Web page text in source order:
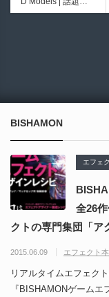
ブループリントライ
ブラリやエディタス
ゲーム『NTE（Nev
能な伸縮式ライトセ
ーバーの開発メイキ
BISHAMON
エフェ
全26
クトの専門集団「ア
2015.06.09 エフェクト本
リアルタイムエフェク
『BISHAMONゲーム